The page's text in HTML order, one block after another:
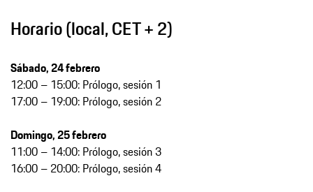
Horario (local, CET + 2)
Sábado, 24 febrero
12:00 – 15:00: Prólogo, sesión 1
17:00 – 19:00: Prólogo, sesión 2
Domingo, 25 febrero
11:00 – 14:00: Prólogo, sesión 3
16:00 – 20:00: Prólogo, sesión 4